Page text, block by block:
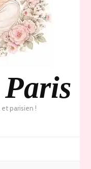
Paris
parisien !